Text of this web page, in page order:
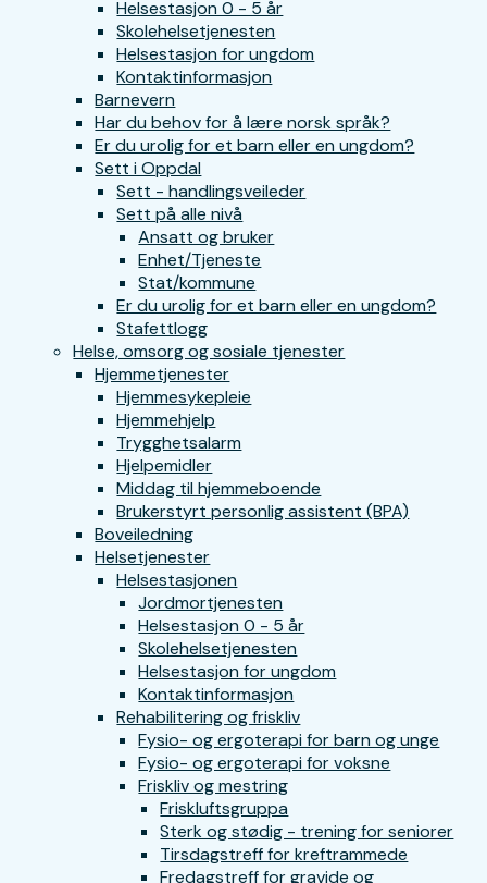
Helsestasjon 0 - 5 år
Skolehelsetjenesten
Helsestasjon for ungdom
Kontaktinformasjon
Barnevern
Har du behov for å lære norsk språk?
Er du urolig for et barn eller en ungdom?
Sett i Oppdal
Sett - handlingsveileder
Sett på alle nivå
Ansatt og bruker
Enhet/Tjeneste
Stat/kommune
Er du urolig for et barn eller en ungdom?
Stafettlogg
Helse, omsorg og sosiale tjenester
Hjemmetjenester
Hjemmesykepleie
Hjemmehjelp
Trygghetsalarm
Hjelpemidler
Middag til hjemmeboende
Brukerstyrt personlig assistent (BPA)
Boveiledning
Helsetjenester
Helsestasjonen
Jordmortjenesten
Helsestasjon 0 - 5 år
Skolehelsetjenesten
Helsestasjon for ungdom
Kontaktinformasjon
Rehabilitering og friskliv
Fysio- og ergoterapi for barn og unge
Fysio- og ergoterapi for voksne
Friskliv og mestring
Friskluftsgruppa
Sterk og stødig - trening for seniorer
Tirsdagstreff for kreftrammede
Fredagstreff for gravide og